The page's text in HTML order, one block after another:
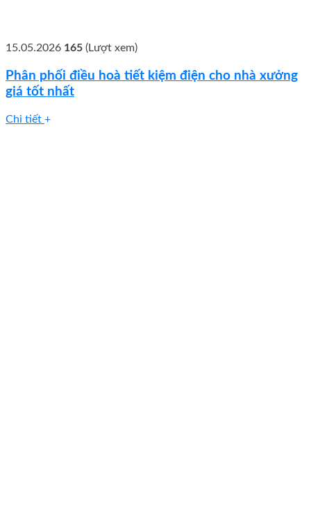
15.05.2026 165 (Lượt xem)
Phân phối điều hoà tiết kiệm điện cho nhà xưởng
giá tốt nhất
Chi tiết